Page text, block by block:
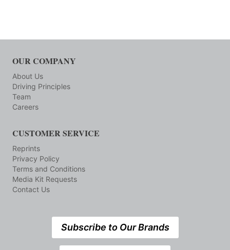
OUR COMPANY
About Us
Driving Principles
Team
Careers
CUSTOMER SERVICE
Reprints
Privacy Policy
Terms and Conditions
Media Kit Requests
Contact Us
Subscribe to Our Brands